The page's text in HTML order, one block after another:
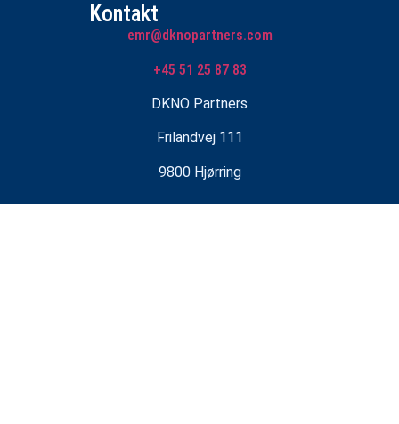
Kontakt
emr@dknopartners.com
+45 51 25 87 83
DKNO Partners
Frilandvej 111
9800 Hjørring